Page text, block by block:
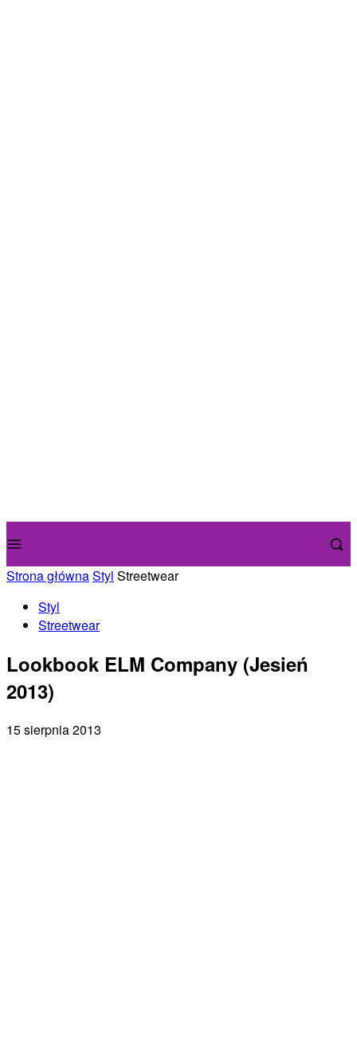
Strona głównaStyl Streetwear
Styl
Streetwear
Lookbook ELM Company (Jesień
2013)
15 sierpnia 2013